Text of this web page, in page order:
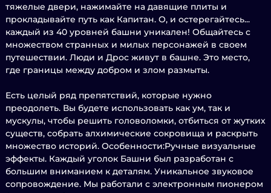
тяжелые двери, нажимайте на давящие плиты и
прокладывайте путь как Капитан. О, и остерегайтесь...
каждый из 40 уровней башни уникален! Общайтесь с
множеством странных и милых персонажей в своем
путешествии. Люди и Дрос живут в башне. Это место,
где границы между добром и злом размыты.
Есть целый ряд препятствий, которые нужно
преодолеть. Вы будете использовать как ум, так и
мускулы, чтобы решить головоломки, отбиться от жутких
существ, собрать алхимические сокровища и раскрыть
множество историй. Особенности:Ручные визуальные
эффекты. Каждый уголок Башни был разработан с
большим вниманием к деталям. Уникальное звуковое
сопровождение. Мы работали с электронным пионером